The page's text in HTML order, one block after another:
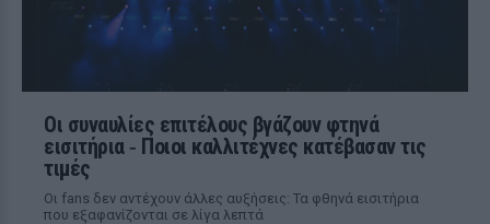
Οι συναυλίες επιτέλους βγάζουν φτηνά
εισιτήρια ‑ Ποιοι καλλιτέχνες κατέβασαν τις
τιμές
Οι fans δεν αντέχουν άλλες αυξήσεις: Τα φθηνά εισιτήρια
που εξαφανίζονται σε λίγα λεπτά